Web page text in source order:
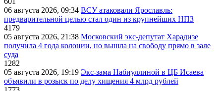
06 августа 2026, 09:34 ВСУ атаковали Ярославль:
предварительной целью стал один из крупнейших НПЗ
4179
05 августа 2026, 21:38 Московский экс-депутат Харадизе
получила 4 года колонии, но вышла на свободу прямо в зале
суда
1282
05 августа 2026, 19:19 Экс-зама Набиуллиной в ЦБ Исаева
объявили в розыск по делу хищения 4 млрд рублей